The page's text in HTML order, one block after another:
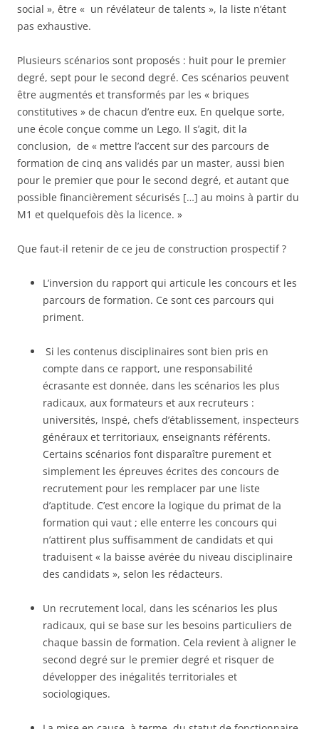
social », être « un révélateur de talents », la liste n’étant
pas exhaustive.
Plusieurs scénarios sont proposés : huit pour le premier
degré, sept pour le second degré. Ces scénarios peuvent
être augmentés et transformés par les « briques
constitutives » de chacun d’entre eux. En quelque sorte,
une école conçue comme un Lego. Il s’agit, dit la
conclusion, de « mettre l’accent sur des parcours de
formation de cinq ans validés par un master, aussi bien
pour le premier que pour le second degré, et autant que
possible financièrement sécurisés […] au moins à partir du
M1 et quelquefois dès la licence. »
Que faut-il retenir de ce jeu de construction prospectif ?
L’inversion du rapport qui articule les concours et les
parcours de formation. Ce sont ces parcours qui
priment.
Si les contenus disciplinaires sont bien pris en
compte dans ce rapport, une responsabilité
écrasante est donnée, dans les scénarios les plus
radicaux, aux formateurs et aux recruteurs :
universités, Inspé, chefs d’établissement, inspecteurs
généraux et territoriaux, enseignants référents.
Certains scénarios font disparaître purement et
simplement les épreuves écrites des concours de
recrutement pour les remplacer par une liste
d’aptitude. C’est encore la logique du primat de la
formation qui vaut ; elle enterre les concours qui
n’attirent plus suffisamment de candidats et qui
traduisent « la baisse avérée du niveau disciplinaire
des candidats », selon les rédacteurs.
Un recrutement local, dans les scénarios les plus
radicaux, qui se base sur les besoins particuliers de
chaque bassin de formation. Cela revient à aligner le
second degré sur le premier degré et risquer de
développer des inégalités territoriales et
sociologiques.